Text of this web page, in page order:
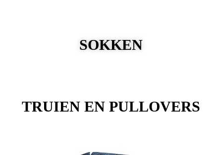
SOKKEN
TRUIEN EN PULLOVERS